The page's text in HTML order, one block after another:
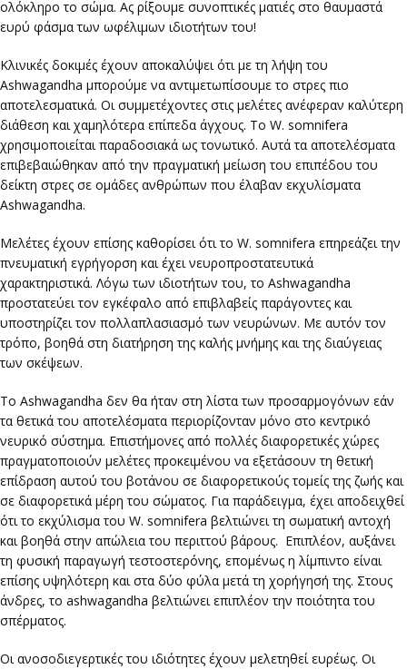
ολόκληρο το σώμα. Ας ρίξουμε συνοπτικές ματιές στο θαυμαστά
ευρύ φάσμα των ωφέλιμων ιδιοτήτων του!
Κλινικές δοκιμές έχουν αποκαλύψει ότι με τη λήψη του
Ashwagandha μπορούμε να αντιμετωπίσουμε το στρες πιο
αποτελεσματικά. Οι συμμετέχοντες στις μελέτες ανέφεραν καλύτερη
διάθεση και χαμηλότερα επίπεδα άγχους. Το W. somnifera
χρησιμοποιείται παραδοσιακά ως τονωτικό. Αυτά τα αποτελέσματα
επιβεβαιώθηκαν από την πραγματική μείωση του επιπέδου του
δείκτη στρες σε ομάδες ανθρώπων που έλαβαν εκχυλίσματα
Ashwagandha.
Μελέτες έχουν επίσης καθορίσει ότι το W. somnifera επηρεάζει την
πνευματική εγρήγορση και έχει νευροπροστατευτικά
χαρακτηριστικά. Λόγω των ιδιοτήτων του, το Ashwagandha
προστατεύει τον εγκέφαλο από επιβλαβείς παράγοντες και
υποστηρίζει τον πολλαπλασιασμό των νευρώνων. Με αυτόν τον
τρόπο, βοηθά στη διατήρηση της καλής μνήμης και της διαύγειας
των σκέψεων.
Το Ashwagandha δεν θα ήταν στη λίστα των προσαρμογόνων εάν
τα θετικά του αποτελέσματα περιορίζονταν μόνο στο κεντρικό
νευρικό σύστημα. Επιστήμονες από πολλές διαφορετικές χώρες
πραγματοποιούν μελέτες προκειμένου να εξετάσουν τη θετική
επίδραση αυτού του βοτάνου σε διαφορετικούς τομείς της ζωής και
σε διαφορετικά μέρη του σώματος. Για παράδειγμα, έχει αποδειχθεί
ότι το εκχύλισμα του W. somnifera βελτιώνει τη σωματική αντοχή
και βοηθά στην απώλεια του περιττού βάρους. Επιπλέον, αυξάνει
τη φυσική παραγωγή τεστοστερόνης, επομένως η λίμπιντο είναι
επίσης υψηλότερη και στα δύο φύλα μετά τη χορήγησή της. Στους
άνδρες, το ashwagandha βελτιώνει επιπλέον την ποιότητα του
σπέρματος.
Οι ανοσοδιεγερτικές του ιδιότητες έχουν μελετηθεί ευρέως. Οι